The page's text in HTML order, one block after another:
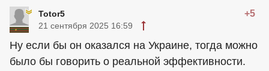
Totor5 +5
21 сентября 2025 16:59
Ну если бы он оказался на Украине, тогда можно
было бы говорить о реальной эффективности.